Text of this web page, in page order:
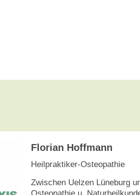
Florian Hoffmann
Heilpraktiker-Osteopathie
Zwischen Uelzen Lüneburg